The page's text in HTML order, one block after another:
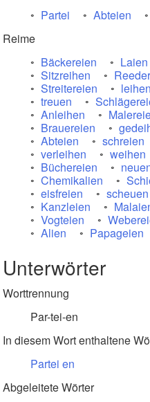
Partei
Abteien
Reime
Bäckereien
Laien
Sitzreihen
Streitereien
leihen
treuen
Anleihen
Brauereien
Abteien
schreien
verleihen
weihen
Büchereien
Chemikalien
eisfreien
scheuen
Kanzleien
Vogteien
Alien
Papageien
Unterwörter
Worttrennung
Par-tei-en
In diesem Wort enthaltene
Partei en
Abgeleitete Wörter